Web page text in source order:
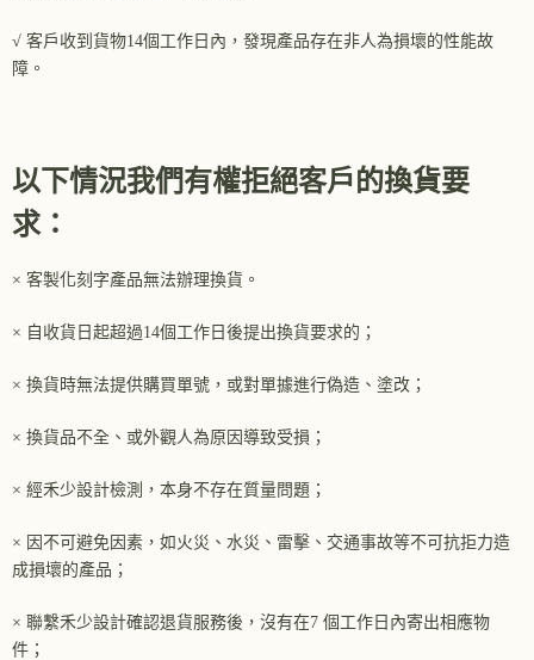
√ 客戶收到貨物14個工作日內，發現產品存在非人為損壞的性能故
障。
以下情況我們有權拒絕客戶的換貨要
求：
× 客製化刻字產品無法辦理換貨。
× 自收貨日起超過14個工作日後提出換貨要求的；
× 換貨時無法提供購買單號，或對單據進行偽造、塗改；
× 換貨品不全、或外觀人為原因導致受損；
× 經禾少設計檢測，本身不存在質量問題；
× 因不可避免因素，如火災、水災、雷擊、交通事故等不可抗拒力造
成損壞的產品；
× 聯繫禾少設計確認退貨服務後，沒有在7 個工作日內寄出相應物
件；